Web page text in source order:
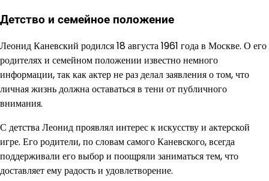
Детство и семейное положение
Леонид Каневский родился 18 августа 1961 года в Москве. О его
родителях и семейном положении известно немного
информации, так как актер не раз делал заявления о том, что
личная жизнь должна оставаться в тени от публичного
внимания.
С детства Леонид проявлял интерес к искусству и актерской
игре. Его родители, по словам самого Каневского, всегда
поддерживали его выбор и поощряли заниматься тем, что
доставляет ему радость и удовлетворение.